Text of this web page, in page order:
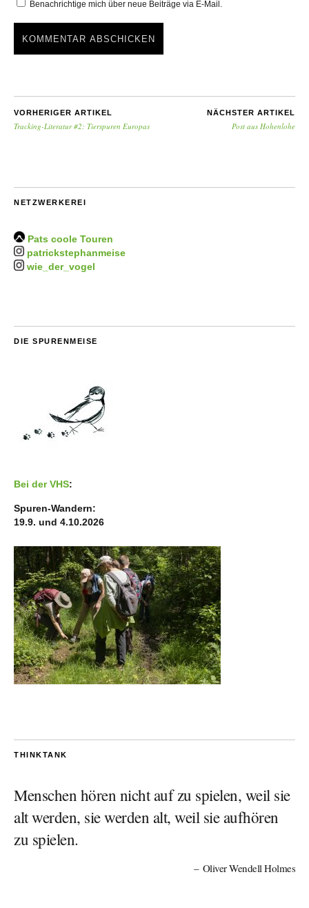
Benachrichtige mich über neue Beiträge via E-Mail.
VORHERIGER ARTIKEL
Tracking-Literatur #2: Tierspuren Europas
NÄCHSTER ARTIKEL
Post aus Hohenlohe
NETZWERKEREI
Pats coole Touren
patrickstephanmeise
wie_der_vogel
DIE SPURENMEISE
Bei der VHS:
Spuren-Wandern:
19.9. und 4.10.2026
THINKTANK
Menschen hören nicht auf zu spielen, weil sie
alt werden, sie werden alt, weil sie aufhören
zu spielen.
Oliver Wendell Holmes